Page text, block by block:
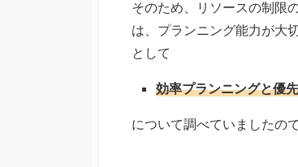
そのため、リソースの制限
は、プランニング能力が大
として
効率プランニングと優
について調べていましたの